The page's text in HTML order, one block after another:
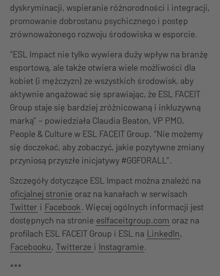
dyskryminacji, wspieranie różnorodności i integracji,
promowanie dobrostanu psychicznego i postęp
zrównoważonego rozwoju środowiska w esporcie.
“ESL Impact nie tylko wywiera duży wpływ na branżę
esportową, ale także otwiera wiele możliwości dla
kobiet (i mężczyzn) ze wszystkich środowisk, aby
aktywnie angażować się sprawiając, że ESL FACEIT
Group staje się bardziej zróżnicowaną i inkluzywną
marką” – powiedziała Claudia Beaton, VP PMO,
People & Culture w ESL FACEIT Group. “Nie możemy
się doczekać, aby zobaczyć, jakie pozytywne zmiany
przyniosą przyszłe inicjatywy #GGFORALL”.
Szczegóły dotyczące ESL Impact można znaleźć na
oficjalnej stronie oraz na kanałach w serwisach
Twitter i Facebook. Więcej ogólnych informacji jest
dostępnych na stronie eslfaceitgroup.com oraz na
profilach ESL FACEIT Group i ESL na LinkedIn,
Facebooku, Twitterze i Instagramie.
***